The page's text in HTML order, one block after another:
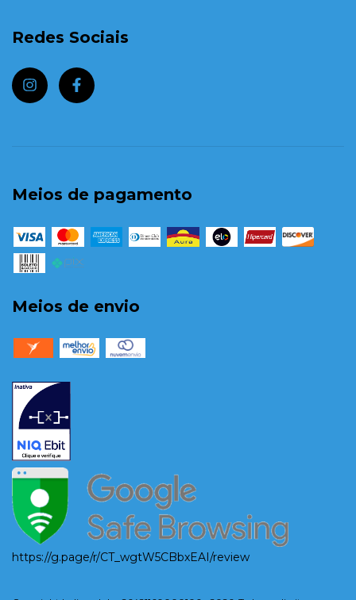
Redes Sociais
Meios de pagamento
Meios de envio
https://g.page/r/CT_wgtW5CBbxEAI/review